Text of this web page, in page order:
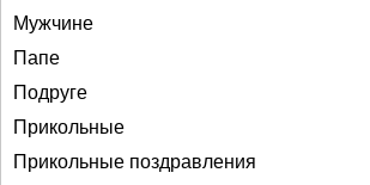
Мужчине
Папе
Подруге
Прикольные
Прикольные поздравления